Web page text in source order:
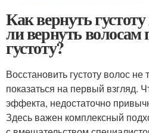
Как вернуть
ли вернуть
густоту?
Восстановить густоту волос не
показаться на первый взгляд.
эффекта, недостаточно
Здесь важен комплексный